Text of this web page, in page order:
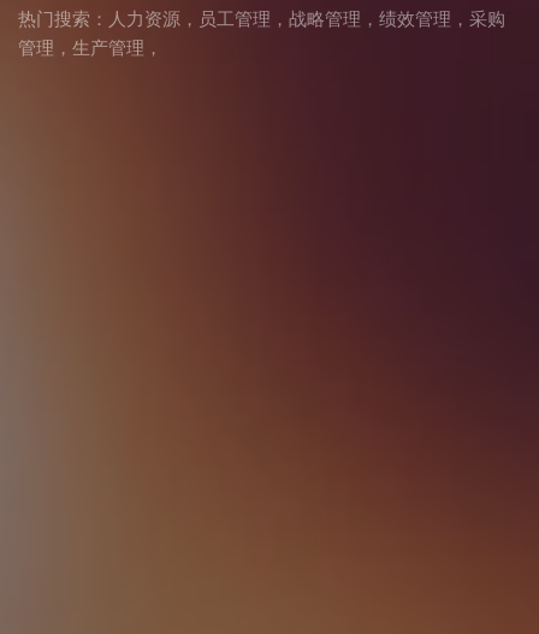
热门搜索： 人力资源 ， 员工管理 ， 战略管理 ， 绩效管理 ， 采购
管理 ， 生产管理 ，